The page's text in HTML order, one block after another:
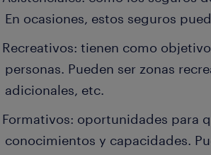
En ocasiones, estos seguros
Recreativos: tienen como
personas. Pueden ser zonas
adicionales, etc.
Formativos: oportunidades para
conocimientos y capacidades.